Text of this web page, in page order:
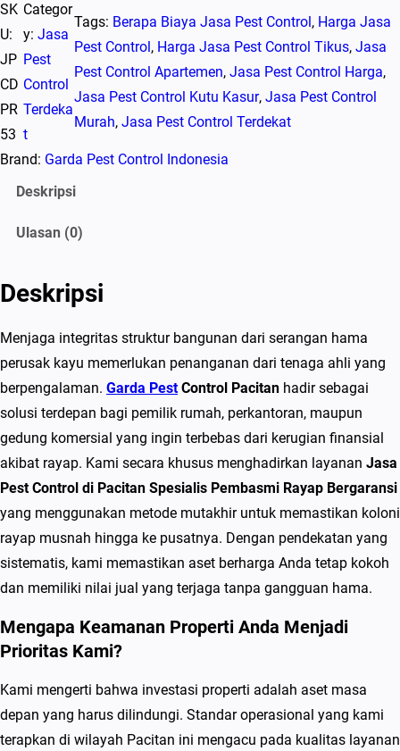
a
n
t
i
t
a
s
P
s
t
C
o
n
t
r
o
l
d
i
a
c
i
t
a
SK
U:
JP
CD
PR
53
Categor
y: Jasa
Pest
Control
Terdeka
t
Tags: Berapa Biaya Jasa Pest Control , Harga Jasa
Pest Control , Harga Jasa Pest Control Tikus, Jasa
Pest Control Apartemen, Jasa Pest Control Harga,
Jasa Pest Control Kutu Kasur, Jasa Pest Control
Murah, Jasa Pest Control Terdekat
Brand: Garda Pest Control Indonesia
Deskripsi
Ulasan (0)
Deskripsi
Menjaga integritas struktur bangunan dari serangan hama
perusak kayu memerlukan penanganan dari tenaga ahli yang
berpengalaman. Garda PestControl Pacitan hadir sebagai
solusi terdepan bagi pemilik rumah, perkantoran, maupun
gedung komersial yang ingin terbebas dari kerugian finansial
akibat rayap. Kami secara khusus menghadirkan layanan Jasa
Pest Control di Pacitan Spesialis Pembasmi Rayap Bergaransi
yang menggunakan metode mutakhir untuk memastikan koloni
rayap musnah hingga ke pusatnya. Dengan pendekatan yang
sistematis, kami memastikan aset berharga Anda tetap kokoh
dan memiliki nilai jual yang terjaga tanpa gangguan hama.
Mengapa Keamanan Properti Anda Menjadi
Prioritas Kami?
Kami mengerti bahwa investasi properti adalah aset masa
depan yang harus dilindungi. Standar operasional yang kami
terapkan di wilayah Pacitan ini mengacu pada kualitas layanan